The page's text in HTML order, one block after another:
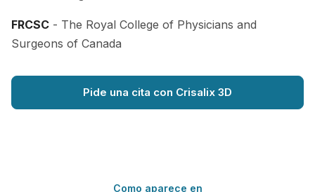
FRCSC - The Royal College of Physicians and
Surgeons of Canada
Pide una cita con Crisalix 3D
Como aparece en